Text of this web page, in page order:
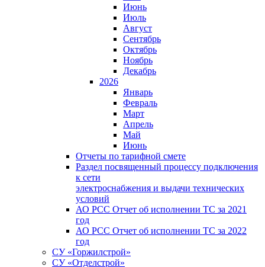
Июнь
Июль
Август
Сентябрь
Октябрь
Ноябрь
Декабрь
2026
Январь
Февраль
Март
Апрель
Май
Июнь
Отчеты по тарифной смете
Раздел посвященный процессу подключения
к сети
электроснабжения и выдачи технических
условий
АО РСС Отчет об исполнении ТС за 2021
год
АО РСС Отчет об исполнении ТС за 2022
год
СУ «Горжилстрой»
СУ «Отделстрой»